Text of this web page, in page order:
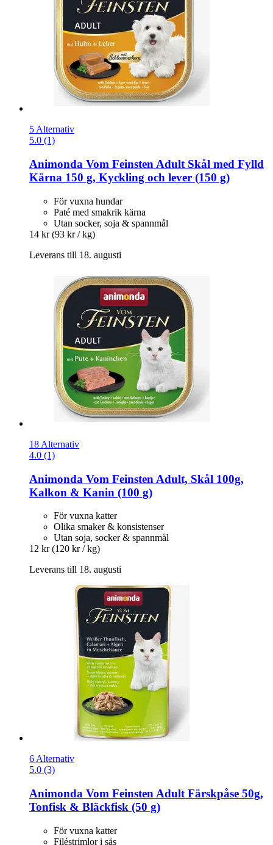
5 Alternativ
5.0 (1)
Animonda Vom Feinsten Adult Skål med Fylld
Kärna 150 g, Kyckling och lever (150 g)
För vuxna hundar
Paté med smakrik kärna
Utan socker, soja & spannmål
14 kr (93 kr / kg)
Leverans till 18. augusti
18 Alternativ
4.0 (1)
Animonda Vom Feinsten Adult, Skål 100g,
Kalkon & Kanin (100 g)
För vuxna katter
Olika smaker & konsistenser
Utan soja, socker & spannmål
12 kr (120 kr / kg)
Leverans till 18. augusti
6 Alternativ
5.0 (3)
Animonda Vom Feinsten Adult Färskpåse 50g,
Tonfisk & Bläckfisk (50 g)
För vuxna katter
Filéstrimlor i sås